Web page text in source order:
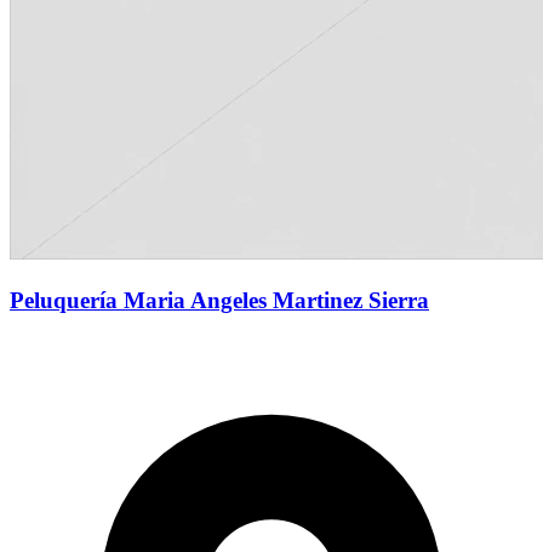
Peluquería Maria Angeles Martinez Sierra